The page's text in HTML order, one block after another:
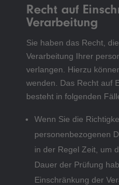
Recht auf
Verarbeitung
Sie haben das Recht,
Verarbeitung Ihrer
verlangen. Hierzu
wenden. Das Recht auf
besteht in folgenden
Wenn Sie die
personenbezogenen
in der Regel Zeit, um
Dauer der Prüfung
Einschränkung der